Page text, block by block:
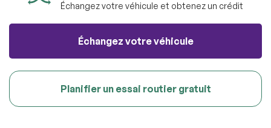
Échangez votre véhicule et obtenez un crédit
Échangez votre véhicule
Planifier un essai routier gratuit